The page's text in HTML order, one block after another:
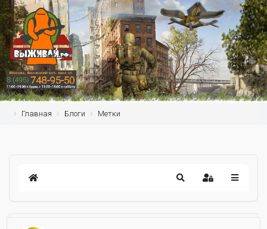
Главная Блоги Метки